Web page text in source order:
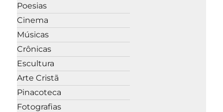
Poesias
Cinema
Músicas
Crônicas
Escultura
Arte Cristã
Pinacoteca
Fotografias